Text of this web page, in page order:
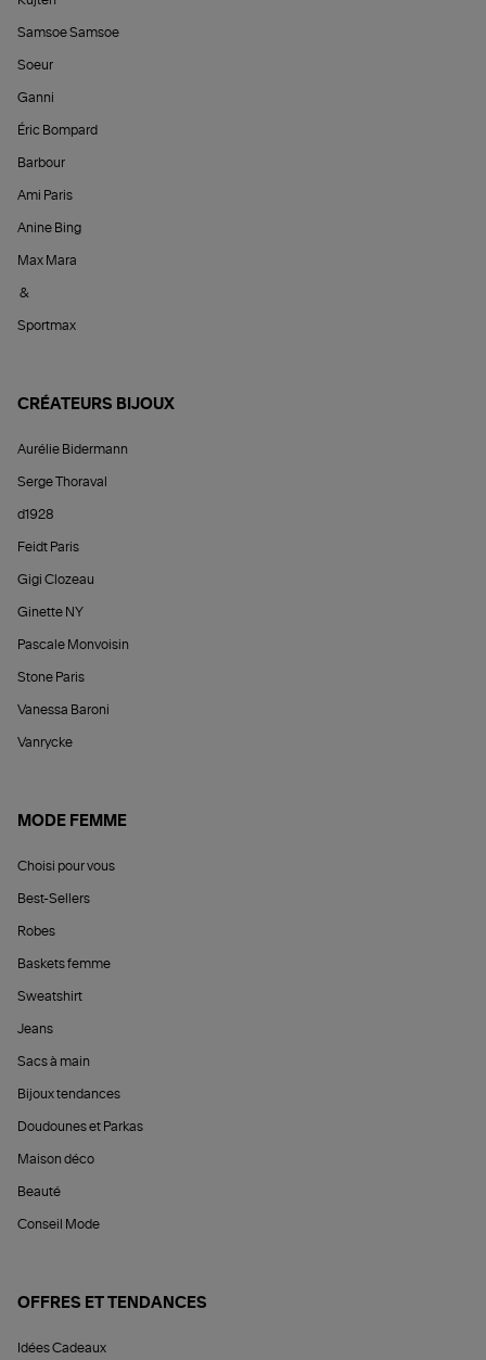
Samsoe Samsoe
Soeur
Ganni
Éric Bompard
Barbour
Ami Paris
Anine Bing
Max Mara
&
Sportmax
CRÉATEURS BIJOUX
Aurélie Bidermann
Serge Thoraval
d1928
Feidt Paris
Gigi Clozeau
Ginette NY
Pascale Monvoisin
Stone Paris
Vanessa Baroni
Vanrycke
MODE FEMME
Choisi pour vous
Best-Sellers
Robes
Baskets femme
Sweatshirt
Jeans
Sacs à main
Bijoux tendances
Doudounes et Parkas
Maison déco
Beauté
Conseil Mode
OFFRES ET TENDANCES
Idées Cadeaux